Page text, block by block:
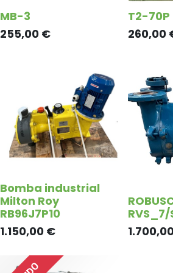
MB-3
255,00 €
T2-70P
260,00
Bomba industrial
Milton Roy
RB96J7P10
1.150,00 €